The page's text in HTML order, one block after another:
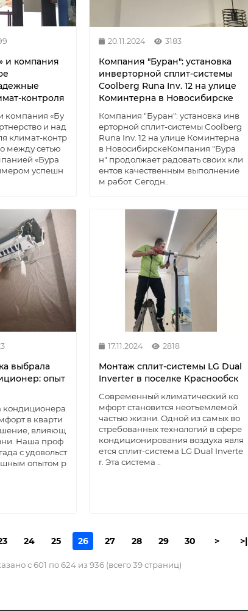
и компания
контроля
компания «Бу
и над
климат-контр
между сетью
«Бура
успешн
20.11.2024 3183
Компания "Буран": установка
инверторной сплит-системы
Coolberg Runa Inv. 12 на улице
Коминтерна в Новосибирске
Компания "Буран": установка инв
ерторной сплит-системы Coolberg
Runa Inv. 12 на улице Коминтерна
в НовосибирскеКомпания "Бура
н" продолжает радовать своих кли
ентов качественным выполнение
м работ. Сегодн..
выбрала
опыт
кондиционера
в кварти
влияющ
Наша проф
с удовольст
опытом р
17.11.2024 2818
Монтаж сплит-системы LG Dual
Inverter в поселке Краснообск
Современный климатический ко
мфорт становится неотъемлемой
частью жизни. Одной из самых во
стребованных технологий в сфере
кондиционирования воздуха явля
ется сплит-система LG Dual Inverte
r. Эта система ..
24 25 26 27 28 29 30 > >|
с 601 по 624 из 936 (всего 39 страниц)